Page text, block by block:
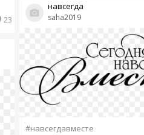
23 saha2019
навсегда
#навсегдавместе